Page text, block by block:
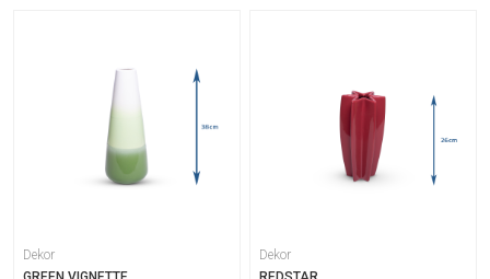
Dekor
Dekor